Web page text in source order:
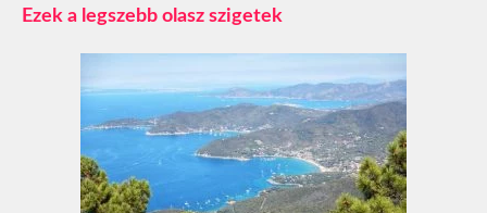
Ezek a legszebb olasz szigetek